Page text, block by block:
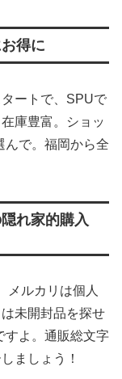
得に
ートで、SPUで
庫豊富。ショッ
んで。福岡から全
れ家的購入
メルカリは個人
未開封品を探せ
すよ。通販総文字
ましょう！